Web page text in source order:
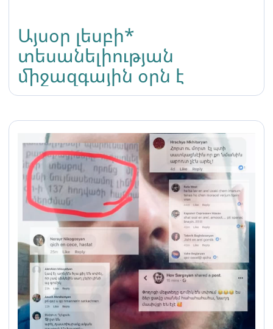
Այսօր լեսբի*
տեսանելիության
միջազգային օրն է